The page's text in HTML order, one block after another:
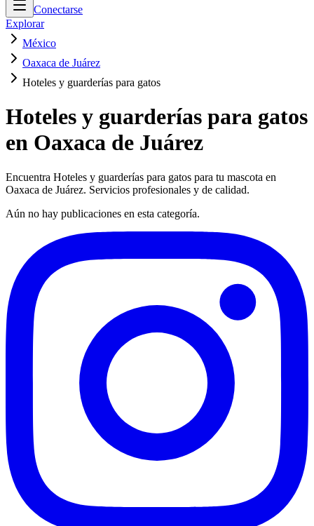
Conectarse
Explorar
México
Oaxaca de Juárez
Hoteles y guarderías para gatos
Hoteles y guarderías para gatos
en Oaxaca de Juárez
Encuentra Hoteles y guarderías para gatos para tu mascota en
Oaxaca de Juárez. Servicios profesionales y de calidad.
Aún no hay publicaciones en esta categoría.